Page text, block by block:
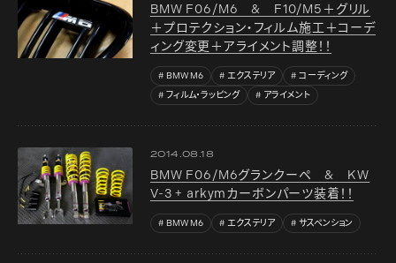
BMW F06/M6 & F10/M5＋グリル
＋プロテクション・フィルム施工＋コーデ
ィング変更＋アライメント調整！！
BMW M6 エクステリア
コーディング
フィルム・ラッピング
アライメント
2014.08.18
BMW F06/M6グランクーペ & KW
V-3 + arkymカーボンパーツ装着！！
BMW M6 エクステリア サスペンション